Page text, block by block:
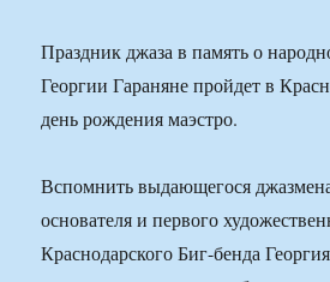
Праздник джаза в память о
Георгии Гараняне пройдет в
день рождения маэстро.
Вспомнить выдающегося
основателя и первого
Краснодарского Биг-бенда